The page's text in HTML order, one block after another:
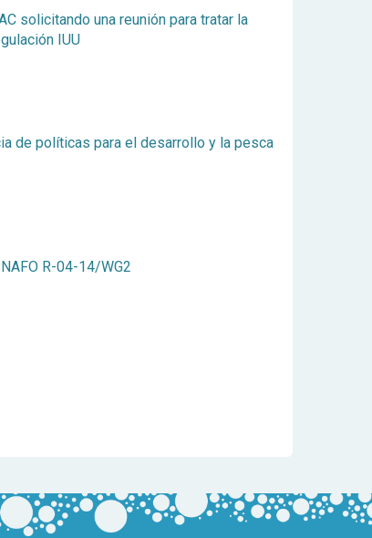
solicitando una reunión para tratar la
IUU
de políticas para el desarrollo y la pesca
R-04-14/WG2